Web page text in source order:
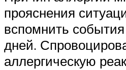
прояснения
вспомнить
дней.
аллергическую